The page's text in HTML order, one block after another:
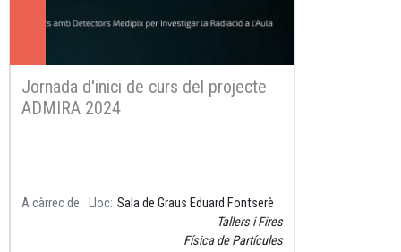
Jornada d'inici de curs del projecte
ADMIRA 2024
A càrrec de Lloc Sala de Graus Eduard Fontserè
Tallers i Fires
Física de Partícules